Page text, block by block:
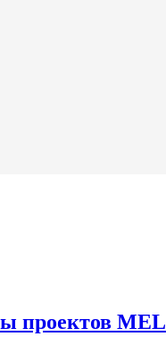
проектов MEL